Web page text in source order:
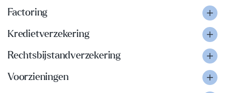
Factoring
Kredietverzekering
Rechtsbijstandverzekering
Voorzieningen